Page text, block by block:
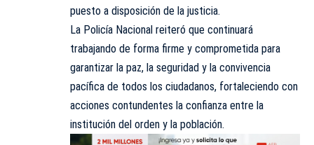
puesto a disposición de la justicia.
La Policía Nacional reiteró que continuará
trabajando de forma firme y comprometida para
garantizar la paz, la seguridad y la convivencia
pacífica de todos los ciudadanos, fortaleciendo con
acciones contundentes la confianza entre la
institución del orden y la población.